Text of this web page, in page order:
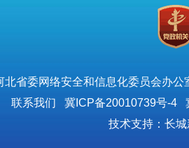
北省委网络安全和信息化委员会办
联系我们
冀ICP备20010739号-4
技术支持：长城